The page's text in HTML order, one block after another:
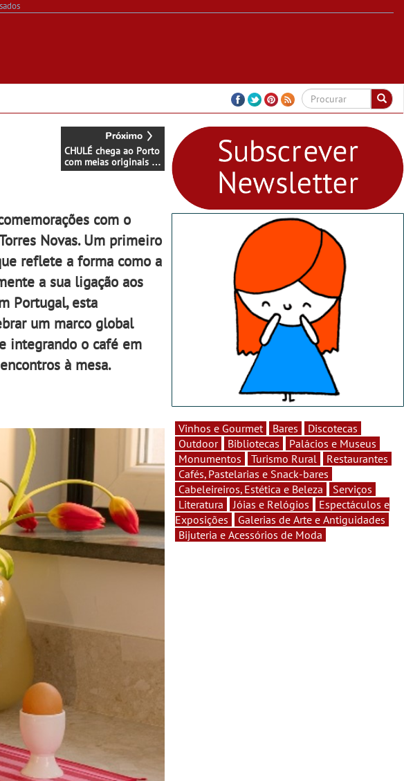
CHULÉ chega ao Porto
com meias originais e
sustentáveis - A marca
com o
Novas. Um primeiro
reflete a forma como a
a sua ligação aos
Portugal, esta
um marco global
integrando o café em
à mesa.
Vinhos e Gourmet Bares
Discotecas
Outdoor
Bibliotecas
Palácios e Museus
Monumentos
Turismo Rural
Restaurantes
Cafés, Pastelarias e Snack-bares
Cabeleireiros, Estética e Beleza
Serviços
Literatura
Jóias e Relógios
Espectáculos e
Exposições
Galerias de Arte e Antiguidades
Bijuteria e Acessórios de Moda